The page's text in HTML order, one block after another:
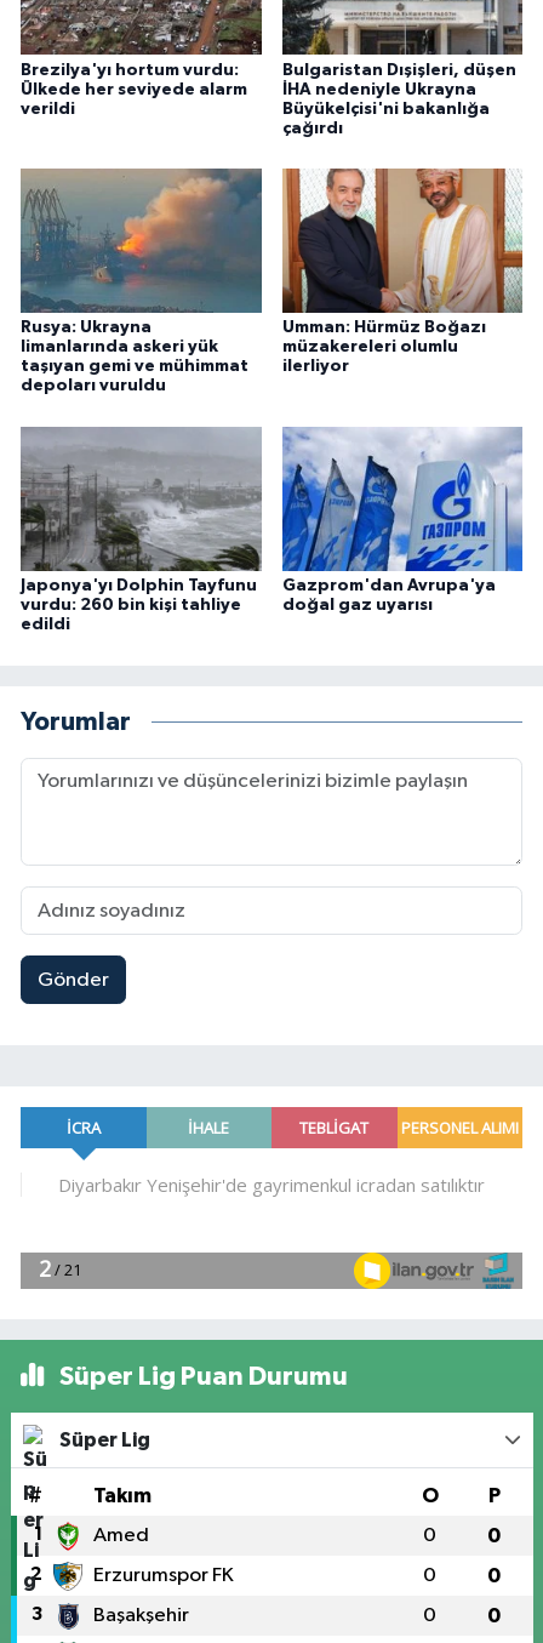
Brezilya'yı hortum vurdu:
Ülkede her seviyede alarm
verildi
Bulgaristan Dışişleri, düşen
İHA nedeniyle Ukrayna
Büyükelçisi'ni bakanlığa
çağırdı
Rusya: Ukrayna
limanlarında askeri yük
taşıyan gemi ve mühimmat
depoları vuruldu
Umman: Hürmüz Boğazı
müzakereleri olumlu
ilerliyor
Japonya'yı Dolphin Tayfunu
vurdu: 260 bin kişi tahliye
edildi
Gazprom'dan Avrupa'ya
doğal gaz uyarısı
Yorumlar
Gönder
Süper Lig Puan Durumu
Süper Lig
# Takım O P
1 Amed 0 0
2 Erzurumspor FK 0 0
3 Başakşehir 0 0